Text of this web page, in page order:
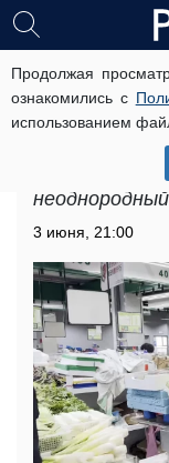
Продолжая
ознакомились с
использованием
выросла
3 июня, 21:00